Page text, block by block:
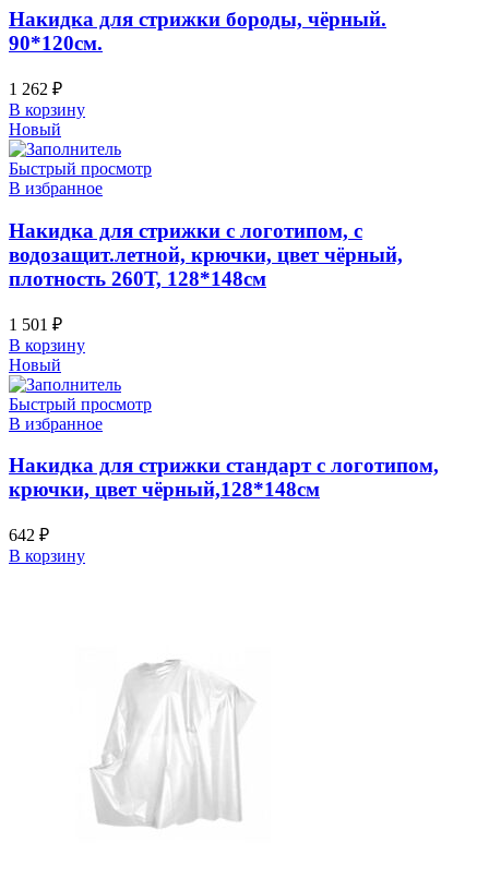
Накидка для стрижки бороды, чёрный.
90*120см.
1 262 ₽
В корзину
Новый
Быстрый просмотр
В избранное
Накидка для стрижки с логотипом, с
водозащит.летной, крючки, цвет чёрный,
плотность 260Т, 128*148см
1 501 ₽
В корзину
Новый
Быстрый просмотр
В избранное
Накидка для стрижки стандарт с логотипом,
крючки, цвет чёрный,128*148см
642 ₽
В корзину